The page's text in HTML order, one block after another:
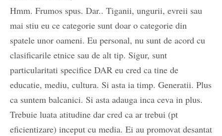
Hmm. Frumos spus. Dar.. Tiganii, ungurii, evreii sau
mai stiu eu ce categorie sunt doar o categorie din
spatele unor oameni. Eu personal, nu sunt de acord cu
clasificarile etnice sau de alt tip. Sigur, sunt
particularitati specifice DAR eu cred ca tine de
educatie, mediu, cultura. Si asta ia timp. Generatii. Plus
ca suntem balcanici. Si asta adauga inca ceva in plus.
Trebuie luata atitudine dar cred ca ar trebui (pt
eficientizare) inceput cu media. Ei au promovat desantat